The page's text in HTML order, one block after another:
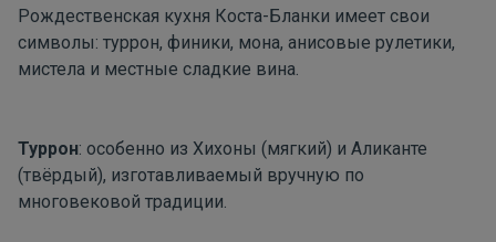
Рождественская кухня Коста-Бланки имеет свои
символы: туррон, финики, мона, анисовые рулетики,
мистела и местные сладкие вина.
Туррон: особенно из Хихоны (мягкий) и Аликанте
(твёрдый), изготавливаемый вручную по
многовековой традиции.